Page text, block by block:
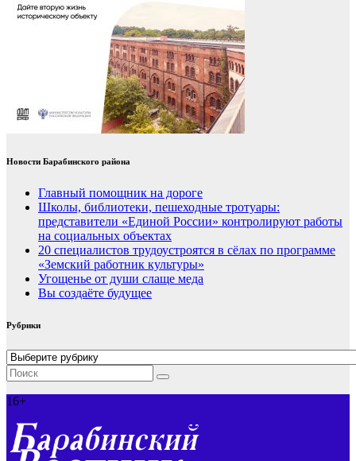
Новости Барабинского района
Главный помощник на дороге
Школы, библиотеки, пешеходные тротуары:
представители «Единой России» контролируют работы
на социальных объектах
20 специалистов трудоустроятся в сёлах по программе
«Земский работник культуры»
Угощенье от души слаще меда
Вы создаёте будущее
Рубрики
Рубрики
16+